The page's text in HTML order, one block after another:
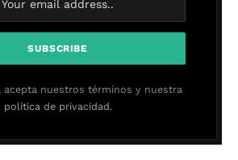
acepta nuestros términos y nuestra
política de privacidad.